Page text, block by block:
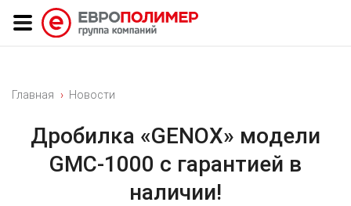
Главная Новости
Дрoбилка «GENOX» мoдeли
GМC-1000 с гарантией в
наличии!